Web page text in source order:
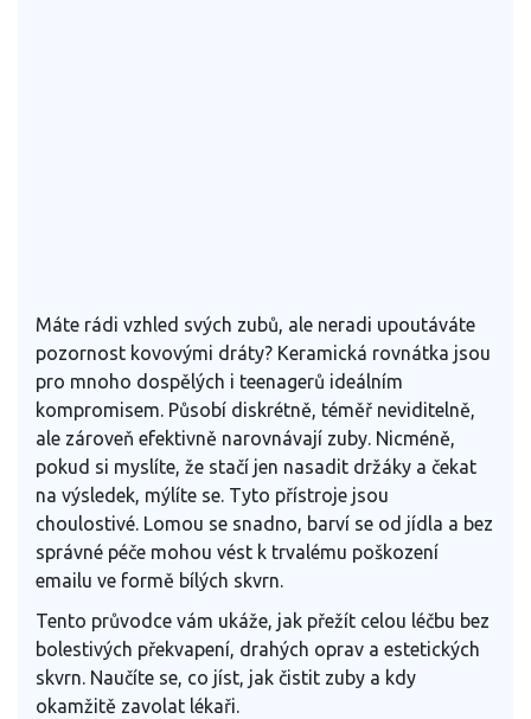
Máte rádi vzhled svých zubů, ale neradi upoutáváte
pozornost kovovými dráty? Keramická rovnátka jsou
pro mnoho dospělých i teenagerů ideálním
kompromisem. Působí diskrétně, téměř neviditelně,
ale zároveň efektivně narovnávají zuby. Nicméně,
pokud si myslíte, že stačí jen nasadit držáky a čekat
na výsledek, mýlíte se. Tyto přístroje jsou
choulostivé. Lomou se snadno, barví se od jídla a bez
správné péče mohou vést k trvalému poškození
emailu ve formě bílých skvrn.
Tento průvodce vám ukáže, jak přežít celou léčbu bez
bolestivých překvapení, drahých oprav a estetických
skvrn. Naučíte se, co jíst, jak čistit zuby a kdy
okamžitě zavolat lékaři.